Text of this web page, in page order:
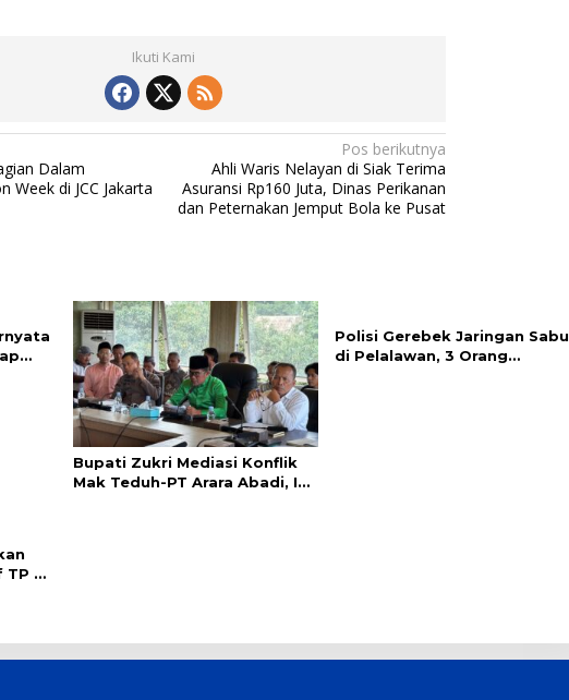
Ikuti Kami
Dalam
Week di JCC Jakarta
Pos berikutnya
Ahli Waris Nelayan di Siak Terima
Asuransi Rp160 Juta, Dinas Perikanan
dan Peternakan Jemput Bola ke Pusat
Bupati Zukri Mediasi Konflik
Mak Teduh-PT Arara Abadi, Ini
Polisi Gerebek Jaringan Sabu
di Pelalawan, 3 Orang
TP di